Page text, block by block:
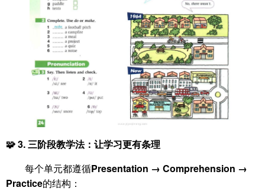
🧩 3.三阶段教学法：让学习更有条理
每个单元都遵循Presentation → Comprehension →
Practice的结构：